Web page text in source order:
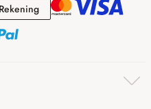
RekeningRekening